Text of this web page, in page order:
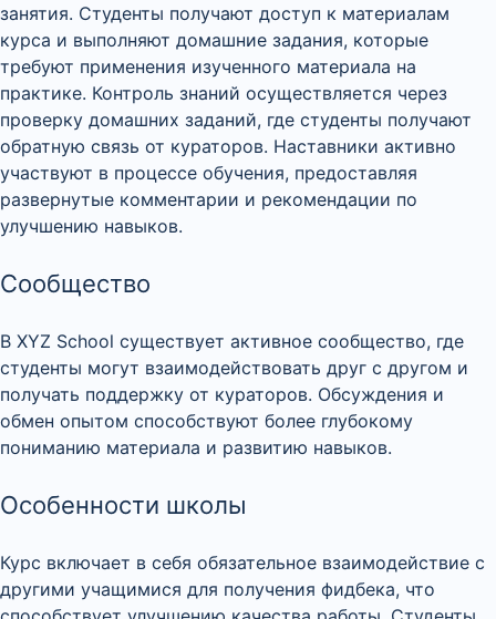
занятия. Студенты получают доступ к материалам
курса и выполняют домашние задания, которые
требуют применения изученного материала на
практике. Контроль знаний осуществляется через
проверку домашних заданий, где студенты получают
обратную связь от кураторов. Наставники активно
участвуют в процессе обучения, предоставляя
развернутые комментарии и рекомендации по
улучшению навыков.
Сообщество
В XYZ School существует активное сообщество, где
студенты могут взаимодействовать друг с другом и
получать поддержку от кураторов. Обсуждения и
обмен опытом способствуют более глубокому
пониманию материала и развитию навыков.
Особенности школы
Курс включает в себя обязательное взаимодействие с
другими учащимися для получения фидбека, что